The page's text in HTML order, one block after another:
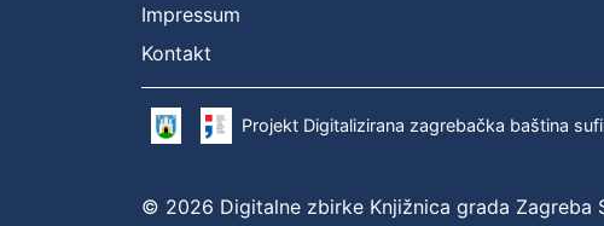
Impressum
Kontakt
Projekt Digitalizirana zagrebačka baština
© 2026 Digitalne zbirke Knjižnica grada Zagreba